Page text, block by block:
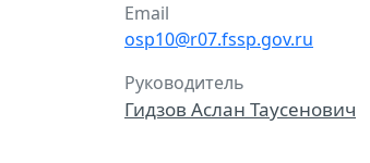
Email
osp10@r07.fssp.gov.ru
Руководитель
Гидзов Аслан Таусенович